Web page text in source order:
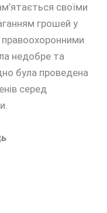
своїми
грошей у
недобре та
була проведена
серед